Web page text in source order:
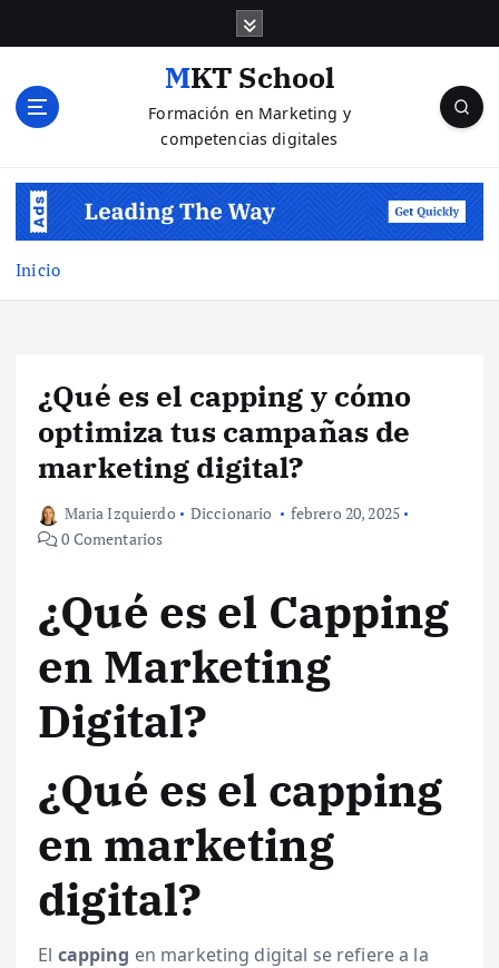
MKT School
Formación en Marketing y
competencias digitales
Inicio
¿Qué es el capping y cómo
optimiza tus campañas de
marketing digital?
Maria Izquierdo Diccionario
febrero 20, 2025
0 Comentarios
¿Qué es el Capping
en Marketing
Digital?
¿Qué es el capping
en marketing
digital?
El capping en marketing digital se refiere a la